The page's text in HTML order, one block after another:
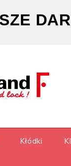
Kłódki